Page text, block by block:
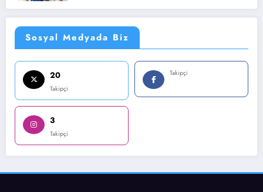
Sosyal Medyada Biz
20
Takipçi
Takipçi
3
Takipçi